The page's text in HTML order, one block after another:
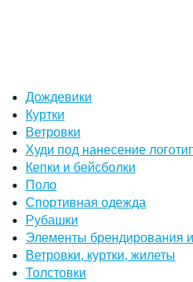
Дождевики
Куртки
Ветровки
Худи под нанесение
Кепки и бейсболки
Поло
Спортивная одежда
Рубашки
Элементы брендирования
Ветровки, куртки, жилеты
Толстовки